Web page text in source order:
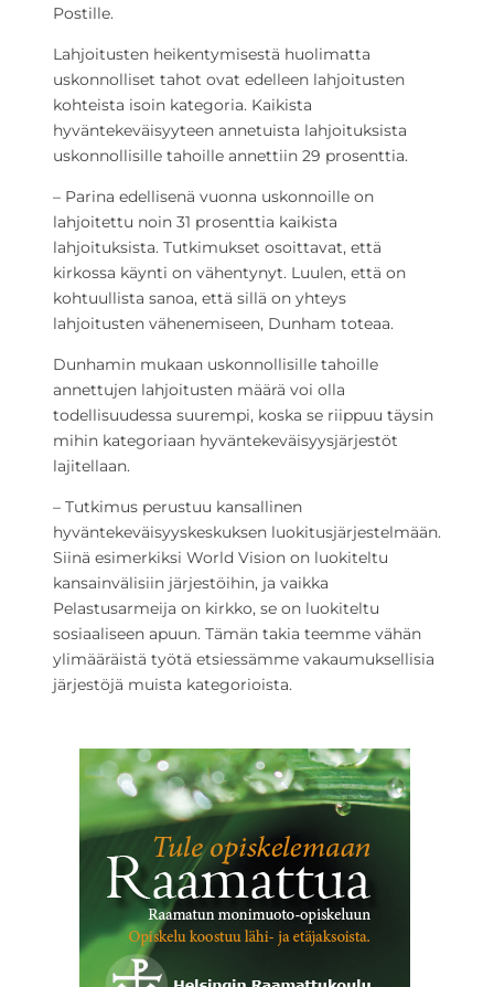
Postille.
Lahjoitusten heikentymisestä huolimatta
uskonnolliset tahot ovat edelleen lahjoitusten
kohteista isoin kategoria. Kaikista
hyväntekeväisyyteen annetuista lahjoituksista
uskonnollisille tahoille annettiin 29 prosenttia.
– Parina edellisenä vuonna uskonnoille on
lahjoitettu noin 31 prosenttia kaikista
lahjoituksista. Tutkimukset osoittavat, että
kirkossa käynti on vähentynyt. Luulen, että on
kohtuullista sanoa, että sillä on yhteys
lahjoitusten vähenemiseen, Dunham toteaa.
Dunhamin mukaan uskonnollisille tahoille
annettujen lahjoitusten määrä voi olla
todellisuudessa suurempi, koska se riippuu täysin
mihin kategoriaan hyväntekeväisyysjärjestöt
lajitellaan.
– Tutkimus perustuu kansallinen
hyväntekeväisyyskeskuksen luokitusjärjestelmään.
Siinä esimerkiksi World Vision on luokiteltu
kansainvälisiin järjestöihin, ja vaikka
Pelastusarmeija on kirkko, se on luokiteltu
sosiaaliseen apuun. Tämän takia teemme vähän
ylimääräistä työtä etsiessämme vakaumuksellisia
järjestöjä muista kategorioista.